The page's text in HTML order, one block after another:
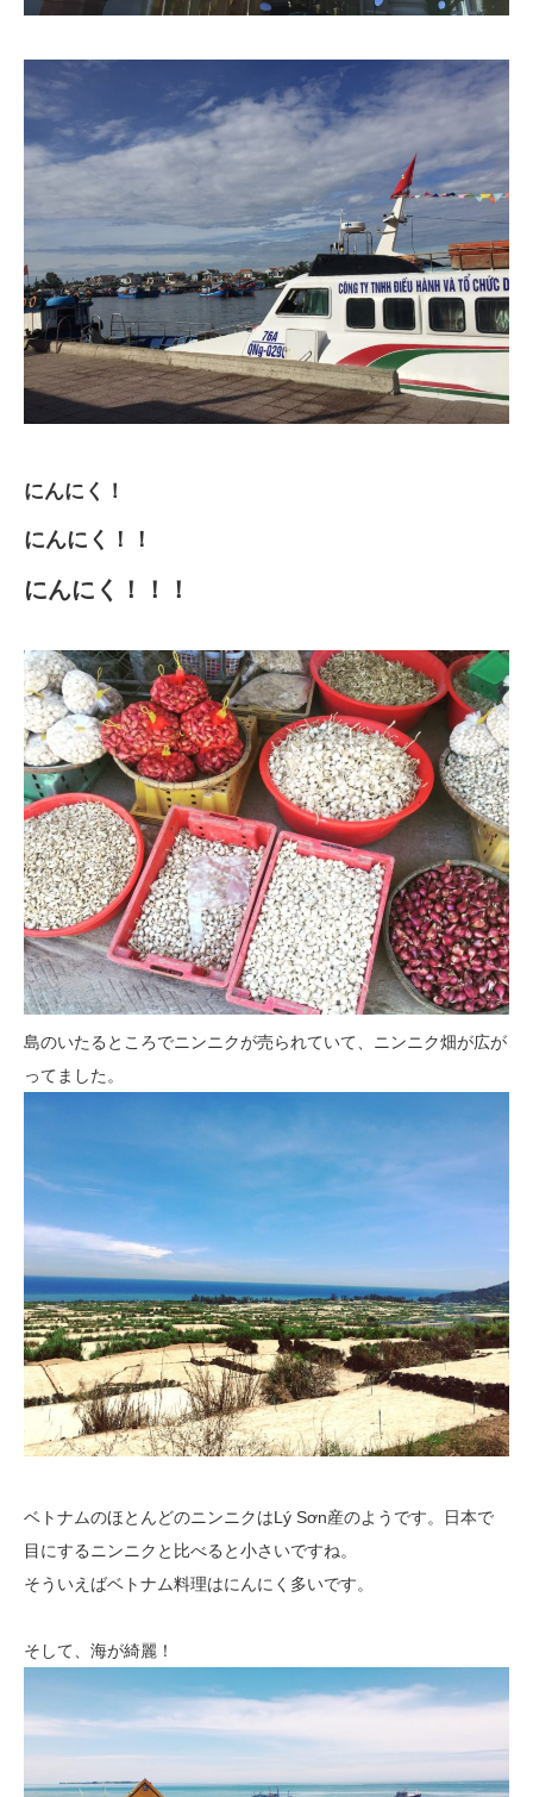
にんにく！
にんにく！！
にんにく！！！
島のいたるところでニンニクが売られていて、ニンニク畑が広が
ってました。
ベトナムのほとんどのニンニクはLý Sơn産のようです。日本で
目にするニンニクと比べると小さいですね。
そういえばベトナム料理はにんにく多いです。
そして、海が綺麗！